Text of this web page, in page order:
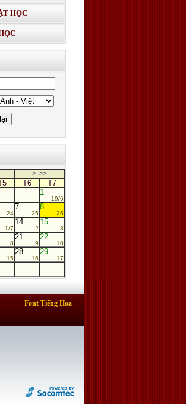
DƯỢC SƯ
BÀI 14/ GIẢNG
ĐỨC DƯỢC
HỌC
> >>
T6
T7
1
19/6
24
7
25
8
26
1/7
14
2
15
3
8
21
9
22
10
15
28
16
29
17
Font Tiếng Hoa